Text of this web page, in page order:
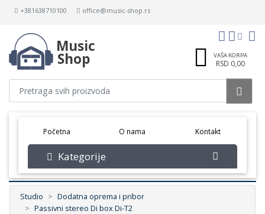
+381638710100 office@music-shop.rs
Music
Shop VAŠA KORPA
RSD 0,00
Početna(current) O nama Kontakt
Kategorije
Studio
Dodatna oprema i pribor
Passivni stereo Di box Di-T2